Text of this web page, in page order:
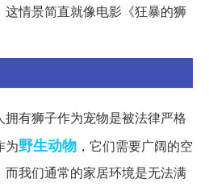
情景简直就像电影《狂暴的狮
有狮子作为宠物是被法律严格
为野生动物 ，它们需要广阔的空
我们通常的家居环境是无法满